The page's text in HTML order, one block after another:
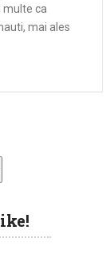
multe ca
mai ales